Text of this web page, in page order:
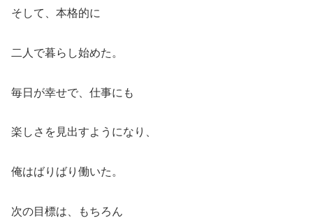
そして、本格的に
二人で暮らし始めた。
毎日が幸せで、仕事にも
楽しさを見出すようになり、
俺はばりばり働いた。
次の目標は、もちろん